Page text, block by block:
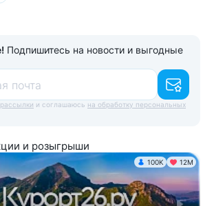
Подпишитесь на новости и выгодные
почта
и соглашаюсь на обработку персональных
и розыгрыши
100K 12М